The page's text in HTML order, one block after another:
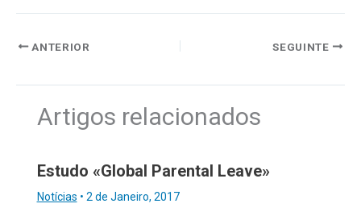
ANTERIOR SEGUINTE
Artigos relacionados
Estudo «Global Parental Leave»
Notícias • 2 de Janeiro, 2017